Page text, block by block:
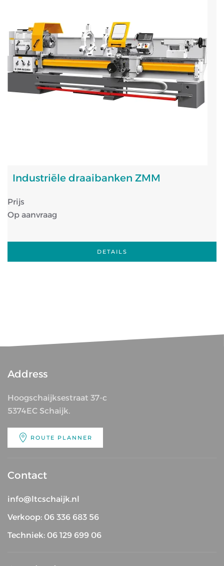
Industriële draaibanken ZMM
Prijs
Op aanvraag
DETAILS
Address
Hoogschaijksestraat 37-c
5374EC Schaijk.
ROUTE PLANNER
Contact
info@ltcschaijk.nl
Verkoop: 06 336 683 56
Techniek: 06 129 699 06